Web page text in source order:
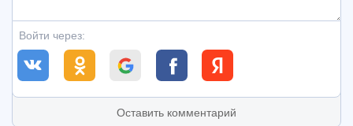
Войти через:
Оставить комментарий